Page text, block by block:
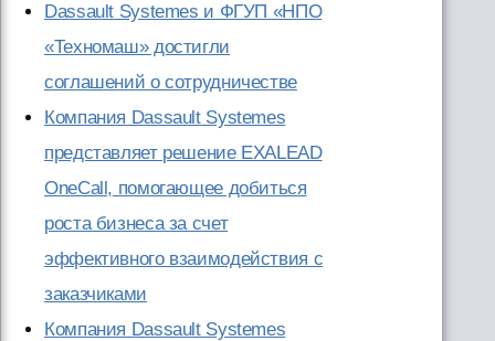
Dassault Systemes и ФГУП «НПО
«Техномаш» достигли
соглашений о сотрудничестве
Компания Dassault Systemes
представляет решение EXALEAD
OneCall, помогающее добиться
роста бизнеса за счет
эффективного взаимодействия с
заказчиками
Компания Dassault Systemes